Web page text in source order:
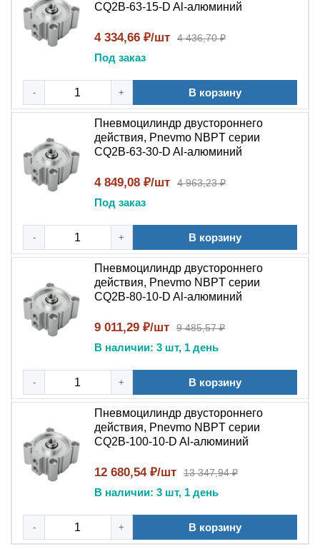
CQ2B-63-15-D Al-алюминий
4 334,66 ₽/шт 4 436,70 ₽
Под заказ
- + В корзину
Пневмоцилиндр двустороннего
действия, Pnevmo NBPT серии
CQ2B-63-30-D Al-алюминий
4 849,08 ₽/шт 4 963,23 ₽
Под заказ
- + В корзину
Пневмоцилиндр двустороннего
действия, Pnevmo NBPT серии
CQ2B-80-10-D Al-алюминий
9 011,29 ₽/шт 9 485,57 ₽
В наличии: 3 шт, 1 день
- + В корзину
Пневмоцилиндр двустороннего
действия, Pnevmo NBPT серии
CQ2B-100-10-D Al-алюминий
12 680,54 ₽/шт 13 347,94 ₽
В наличии: 3 шт, 1 день
- + В корзину